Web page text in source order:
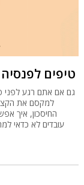
טיפים
גם אם אתם רגע לפני
למקסם את
החיסכון, איך
עובדים לא כדאי